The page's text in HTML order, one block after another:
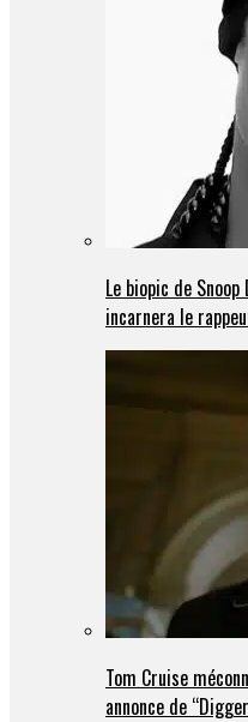
Le biopic de
incarnera le
Tom Cruise
annonce de